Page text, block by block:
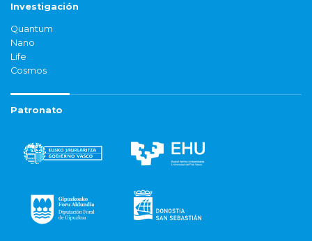
Investigación
Quantum
Nano
Life
Cosmos
Patronato